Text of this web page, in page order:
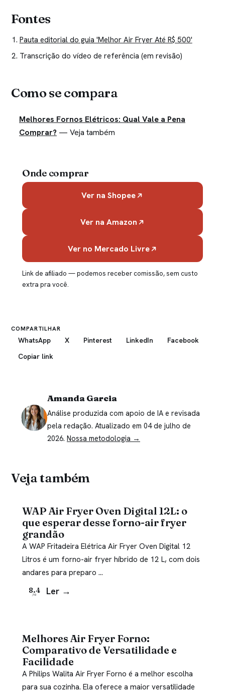
Fontes
Pauta editorial do guia 'Melhor Air Fryer Até R$ 500'
Transcrição do vídeo de referência (em revisão)
Como se compara
Melhores Fornos Elétricos: Qual Vale a Pena
Comprar? — Veja também
Onde comprar
Ver na Shopee
Ver na Amazon
Ver no Mercado Livre
Link de afiliado — podemos receber comissão, sem custo
extra pra você.
COMPARTILHAR
WhatsApp X Pinterest LinkedIn
Facebook
Copiar link
Amanda Garcia
Análise produzida com apoio de IA e revisada
pela redação. Atualizado em 04 de julho de
2026. Nossa metodologia →
Veja também
WAP Air Fryer Oven Digital 12L: o
que esperar desse forno-air fryer
grandão
A WAP Fritadeira Elétrica Air Fryer Oven Digital 12
Litros é um forno-air fryer híbrido de 12 L, com dois
andares para preparo …
8.4
/10 Ler →
Melhores Air Fryer Forno:
Comparativo de Versatilidade e
Facilidade
A Philips Walita Air Fryer Forno é a melhor escolha
para sua cozinha. Ela oferece a maior versatilidade